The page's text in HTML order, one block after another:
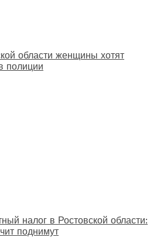
области женщины хотят
полиции
налог в Ростовской области:
поднимут